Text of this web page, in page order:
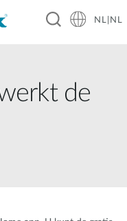
NL|NL
de